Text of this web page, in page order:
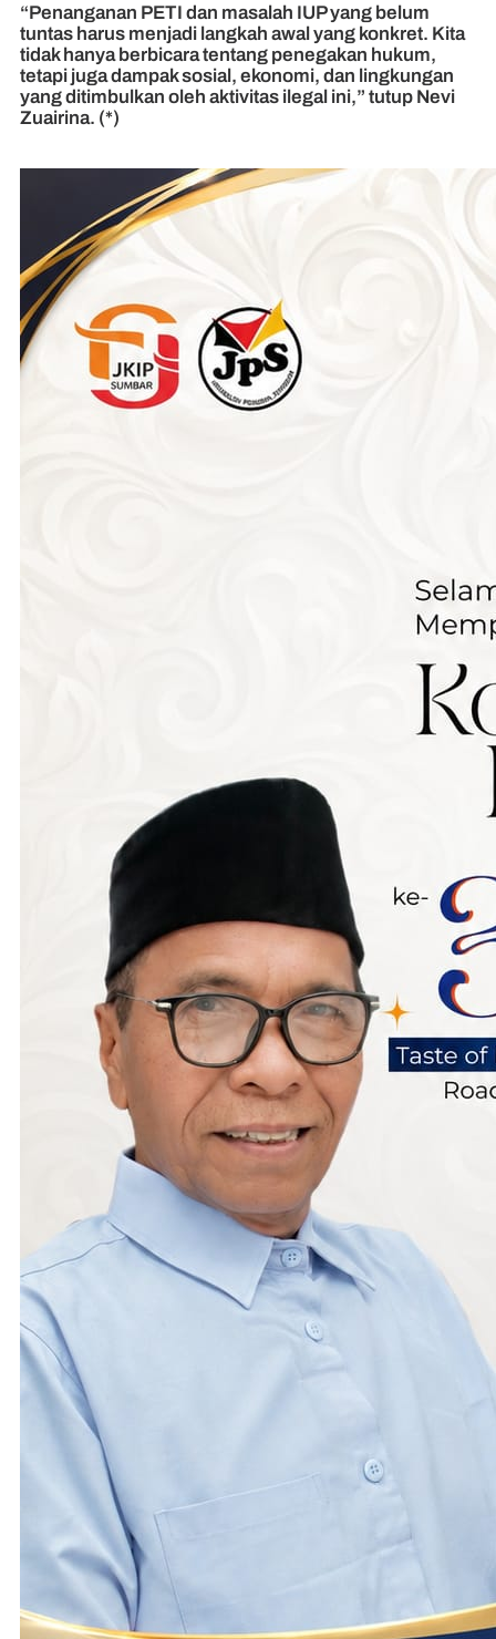
“Penanganan PETI dan masalah IUP yang belum
tuntas harus menjadi langkah awal yang konkret. Kita
tidak hanya berbicara tentang penegakan hukum,
tetapi juga dampak sosial, ekonomi, dan lingkungan
yang ditimbulkan oleh aktivitas ilegal ini,” tutup Nevi
Zuairina. (*)